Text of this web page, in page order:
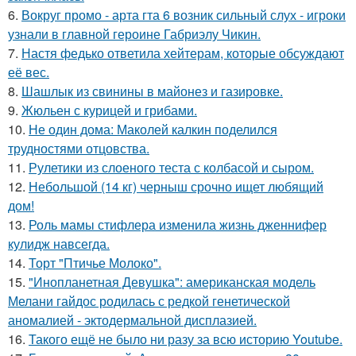
6. Вокруг промо - арта гта 6 возник сильный слух - игроки
узнали в главной героине Габриэлу Чикин.
7. Настя федько ответила хейтерам, которые обсуждают
её вес.
8. Шашлык из свинины в майонез и газировке.
9. Жюльен с курицей и грибами.
10. Не один дома: Маколей калкин поделился
трудностями отцовства.
11. Рулетики из слоеного теста с колбасой и сыром.
12. Небольшой (14 кг) черныш срочно ищет любящий
дом!
13. Роль мамы стифлера изменила жизнь дженнифер
кулидж навсегда.
14. Торт "Птичье Молоко".
15. "Инопланетная Девушка": американская модель
Мелани гайдос родилась с редкой генетической
аномалией - эктодермальной дисплазией.
16. Такого ещё не было ни разу за всю историю Youtube.